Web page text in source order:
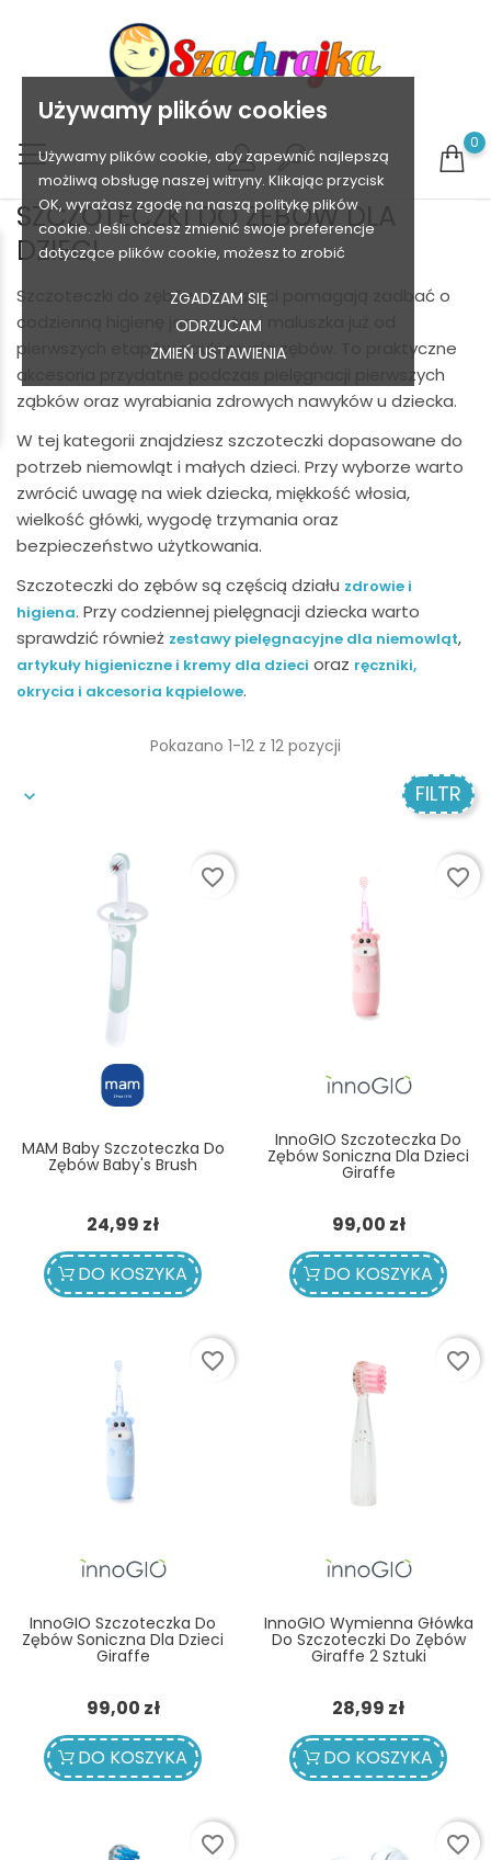
Używamy plików cookies
Używamy plików cookie, aby zapewnić najlepszą
możliwą obsługę naszej witryny. Klikając przycisk
OK, wyrażasz zgodę na naszą politykę plików
cookie. Jeśli chcesz zmienić swoje preferencje
dotyczące plików cookie, możesz to zrobić
ZGADZAM SIĘ
ODRZUCAM
ZMIEŃ USTAWIENIA
0
SZCZOTECZKI DO ZĘBÓW DLA
DZIECI
Szczoteczki do zębów dla dzieci pomagają zadbać o
codzienną higienę jamy ustnej maluszka już od
pierwszych etapów nauki mycia zębów. To praktyczne
akcesoria przydatne podczas pielęgnacji pierwszych
ząbków oraz wyrabiania zdrowych nawyków u dziecka.
W tej kategorii znajdziesz szczoteczki dopasowane do
potrzeb niemowląt i małych dzieci. Przy wyborze warto
zwrócić uwagę na wiek dziecka, miękkość włosia,
wielkość główki, wygodę trzymania oraz
bezpieczeństwo użytkowania.
Szczoteczki do zębów są częścią działu zdrowie i
higiena. Przy codziennej pielęgnacji dziecka warto
sprawdzić również zestawy pielęgnacyjne dla niemowląt,
artykuły higieniczne i kremy dla dzieci oraz ręczniki,
okrycia i akcesoria kąpielowe.
FILTR
Pokazano 1-12 z 12 pozycji
MAM Baby Szczoteczka Do
Zębów Baby's Brush
24,99 złCena
DO KOSZYKA
favorite_border
InnoGIO Szczoteczka Do
Zębów Soniczna Dla Dzieci
Giraffe
99,00 złCena
DO KOSZYKA
favorite_border
InnoGIO Szczoteczka Do
Zębów Soniczna Dla Dzieci
Giraffe
99,00 złCena
DO KOSZYKA
favorite_border
InnoGIO Wymienna Główka
Do Szczoteczki Do Zębów
Giraffe 2 Sztuki
28,99 złCena
DO KOSZYKA
favorite_border
favorite_border favorite_border